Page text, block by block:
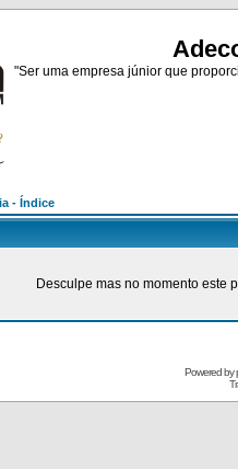
"Ser uma empresa júnior que
- Índice
Desculpe mas no momento este
Powered by